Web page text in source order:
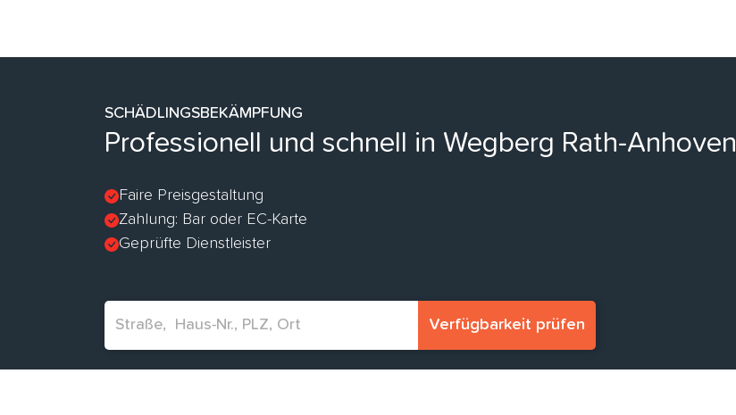
SCHÄDLINGSBEKÄMPFUNG
Professionell und schnell in Wegberg Rath-Anhoven
Faire Preisgestaltung
Zahlung: Bar oder EC-Karte
Geprüfte Dienstleister
Verfügbarkeit prüfen